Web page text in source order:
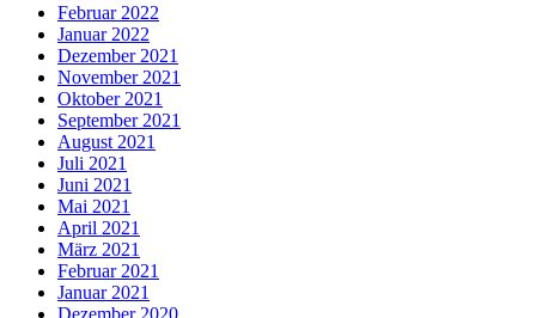
Februar 2022
Januar 2022
Dezember 2021
November 2021
Oktober 2021
September 2021
August 2021
Juli 2021
Juni 2021
Mai 2021
April 2021
März 2021
Februar 2021
Januar 2021